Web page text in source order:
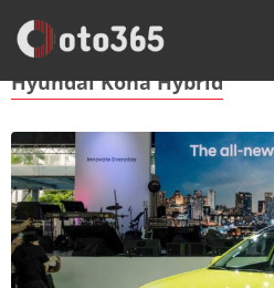
Trang Chủ Hyundai Kona Hybrid
Hyundai Kona Hybrid